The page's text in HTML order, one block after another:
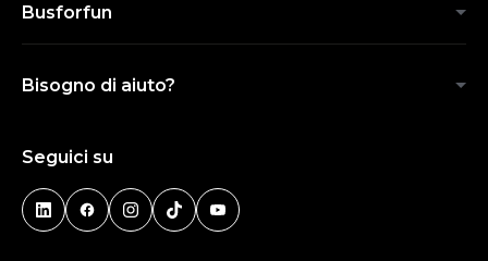
Busforfun
Bisogno di aiuto?
Seguici su